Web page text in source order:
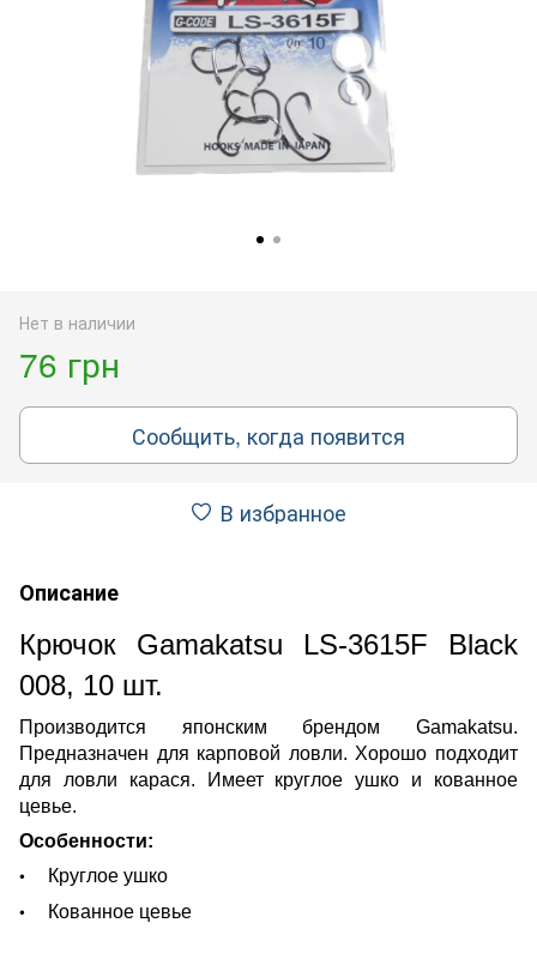
Нет в наличии
76 грн
Сообщить, когда появится
В избранное
Описание
Крючок Gamakatsu LS-3615F Black
008, 10 шт.
Производится японским брендом Gamakatsu.
Предназначен для карповой ловли. Хорошо подходит
для ловли карася. Имеет круглое ушко и кованное
цевье.
Особенности:
Круглое ушко
Кованное цевье